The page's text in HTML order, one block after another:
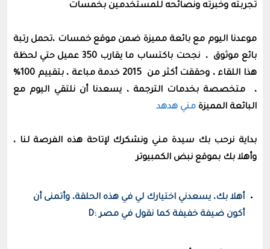
تجربته وخبرته ونصائحه للمستخدمين بخمسات
موعدنا اليوم مع بائعة مميزة ضمن موقع خمسات ،تحمل رتبة
بائع موثوق ، نجحت باكتساب ما يقارب 350 عميل حتي لحظة
هذا اللقاء ، وحققت أكثر من 2015 خدمة مباعة ، بتقييم 100%
، متخصصة بخدمات الترجمة ، يسعدنا أن نلتقي اليوم مع
البائعة المميزة مني هدهد
بداية نرحب بك سيدة مني ونشكرك لإتاحة هذه الفرصة لنا ،
وأهلا بك بموقع نبض الكمبيوتر
أهلا بك، يسعدني اختيارك لي في هذه الحلقة، وأتمنى أن
أكون ضيفة خفيفة كما نقول في مصر :D